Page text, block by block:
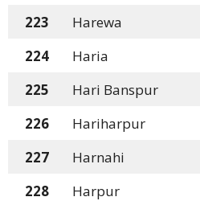
223
Harewa
224
Haria
225
Hari Banspur
226
Hariharpur
227
Harnahi
228
Harpur